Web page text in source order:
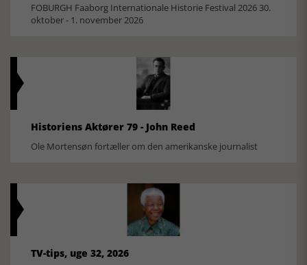
FOBURGH Faaborg Internationale Historie Festival 2026 30.
oktober - 1. november 2026
Historiens Aktører 79 - John Reed
Ole Mortensøn fortæller om den amerikanske journalist
TV-tips, uge 32, 2026